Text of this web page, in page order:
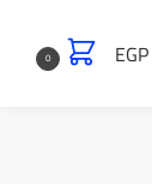
EGP
0